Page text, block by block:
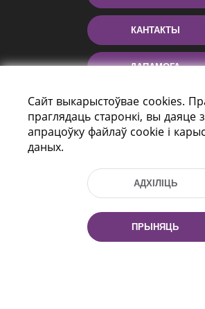
КАНТАКТЫ
ДАПАМОГА
праспект Незалежнасці 116
г. Мiнск, Рэспубліка Беларусь,
Тэл.: (+375 17) 368 37 37, Факс:
Сайт выкарыстоўвае cookies.
праглядаць старонкі, вы даяце
апрацоўку файлаў cookie і
даных.
АДХІЛІЦЬ
ПРЫНЯЦЬ